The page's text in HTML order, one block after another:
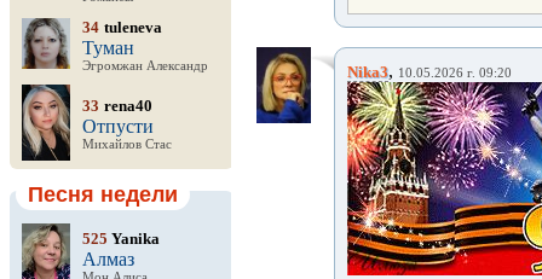
34 tuleneva
Туман
Эгромжан Александр
33 rena40
Отпусти
Михайлов Стас
Песня недели
525 Yanika
Алмаз
Nika3, 10.05.2026 г. 09:20